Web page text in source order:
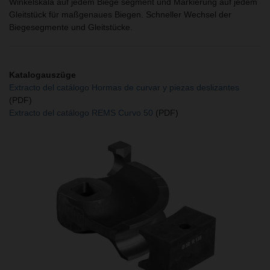
Gleitstück für maßgenaues Biegen. Schneller Wechsel der
Biegesegmente und Gleitstücke.
Katalogauszüge
Extracto del catálogo Hormas de curvar y piezas deslizantes
(PDF)
Extracto del catálogo REMS Curvo 50 (PDF)